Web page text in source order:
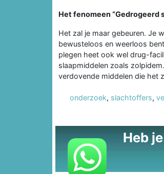
Het fenomeen “Gedrogeerd
Het zal je maar gebeuren. Je
bewusteloos en weerloos
plegen heet ook wel drug-
slaapmiddelen zoals
verdovende middelen die het
onderzoek, slachtoffers,
Heb